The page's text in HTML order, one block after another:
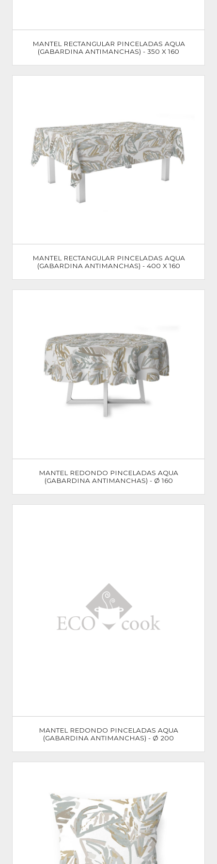
MANTEL RECTANGULAR PINCELADAS AQUA
(GABARDINA ANTIMANCHAS) - 350 X 160
MANTEL RECTANGULAR PINCELADAS AQUA
(GABARDINA ANTIMANCHAS) - 400 X 160
MANTEL REDONDO PINCELADAS AQUA
(GABARDINA ANTIMANCHAS) - Ø 160
MANTEL REDONDO PINCELADAS AQUA
(GABARDINA ANTIMANCHAS) - Ø 200